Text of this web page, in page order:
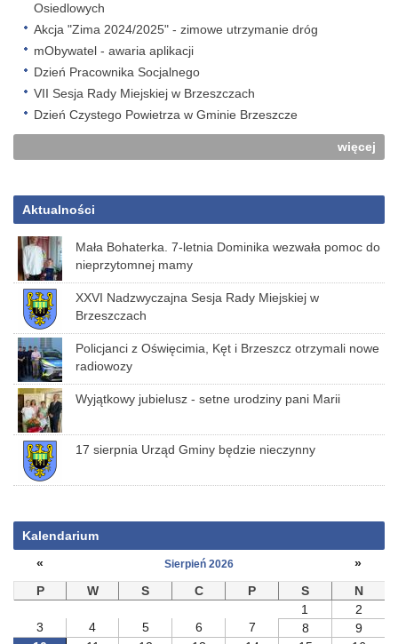
Osiedlowych
Akcja "Zima 2024/2025" - zimowe utrzymanie dróg
mObywatel - awaria aplikacji
Dzień Pracownika Socjalnego
VII Sesja Rady Miejskiej w Brzeszczach
Dzień Czystego Powietrza w Gminie Brzeszcze
więcej
Aktualności
Mała Bohaterka. 7-letnia Dominika wezwała pomoc do
nieprzytomnej mamy
XXVI Nadzwyczajna Sesja Rady Miejskiej w
Brzeszczach
Policjanci z Oświęcimia, Kęt i Brzeszcz otrzymali nowe
radiowozy
Wyjątkowy jubielusz - setne urodziny pani Marii
17 sierpnia Urząd Gminy będzie nieczynny
Kalendarium
«
Sierpień 2026
»
P
W S C P S
N
1
2
3
4 5 6 7 8
9